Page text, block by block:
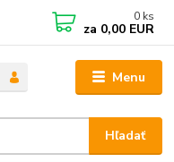
Menu
Hľadať
0 ks
za 0,00 EUR